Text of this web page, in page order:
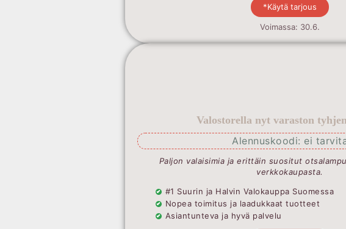
*Käytä tarjous
Voimassa: 30.6.
Valostorella nyt varaston
Alennuskoodi: ei
Paljon valaisimia ja erittäin suositut
verkkokaupasta.
#1 Suurin ja Halvin Valokauppa Suomessa
Nopea toimitus ja laadukkaat tuotteet
Asiantunteva ja hyvä palvelu